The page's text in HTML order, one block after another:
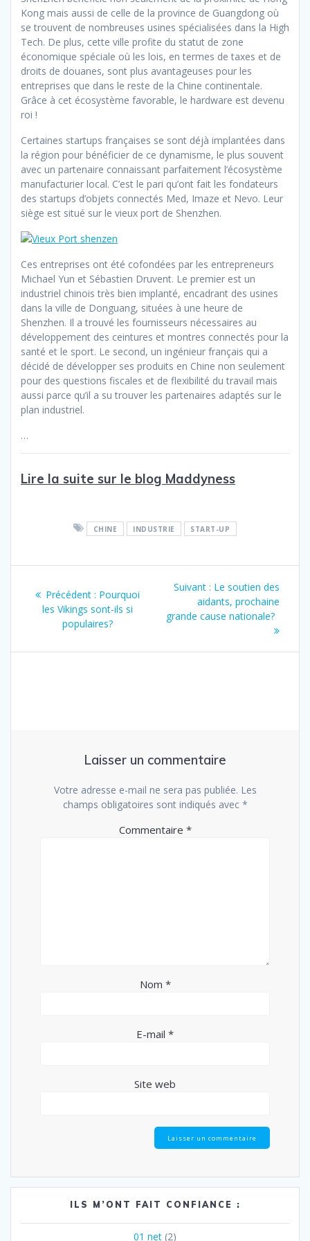
Kong mais aussi de celle de la province de Guangdong où
se trouvent de nombreuses usines spécialisées dans la High
Tech. De plus, cette ville profite du statut de zone
économique spéciale où les lois, en termes de taxes et de
droits de douanes, sont plus avantageuses pour les
entreprises que dans le reste de la Chine continentale.
Grâce à cet écosystème favorable, le hardware est devenu
roi !
Certaines startups françaises se sont déjà implantées dans
la région pour bénéficier de ce dynamisme, le plus souvent
avec un partenaire connaissant parfaitement l’écosystème
manufacturier local. C’est le pari qu’ont fait les fondateurs
des startups d’objets connectés Med, Imaze et Nevo. Leur
siège est situé sur le vieux port de Shenzhen.
Ces entreprises ont été cofondées par les entrepreneurs
Michael Yun et Sébastien Druvent. Le premier est un
industriel chinois très bien implanté, encadrant des usines
dans la ville de Donguang, situées à une heure de
Shenzhen. Il a trouvé les fournisseurs nécessaires au
développement des ceintures et montres connectés pour la
santé et le sport. Le second, un ingénieur français qui a
décidé de développer ses produits en Chine non seulement
pour des questions fiscales et de flexibilité du travail mais
aussi parce qu’il a su trouver les partenaires adaptés sur le
plan industriel.
…
Lire la suite sur le blog Maddyness
CHINE INDUSTRIE START-UP
l’article
Précédent : Article
précédent
:
Pourquoi
les Vikings sont-ils si
populaires?
Suivant : Article
suivant
:
Le soutien des
aidants, prochaine
grande cause nationale?
Laisser un commentaire
Votre adresse e-mail ne sera pas publiée. Les
champs obligatoires sont indiqués avec *
Commentaire *
Nom *
E-mail *
Site web
ILS M’ONT FAIT CONFIANCE :
01 net (2)